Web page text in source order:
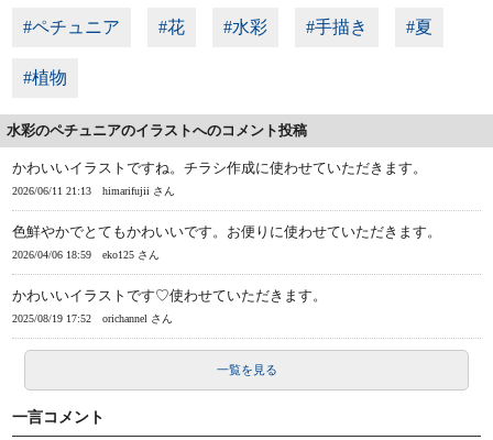
#ペチュニア #花 #水彩 #手描き #夏
#植物
水彩のペチュニアのイラストへのコメント投稿
かわいいイラストですね。チラシ作成に使わせていただきます。
2026/06/11 21:13 himarifujii さん
色鮮やかでとてもかわいいです。お便りに使わせていただきます。
2026/04/06 18:59 eko125 さん
かわいいイラストです♡使わせていただきます。
2025/08/19 17:52 orichannel さん
一覧を見る
一言コメント